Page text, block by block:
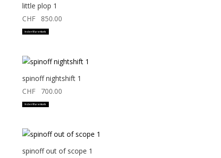
little plop 1
CHF
850.00
In den Warenkorb
spinoff nightshift 1
CHF
700.00
In den Warenkorb
spinoff out of scope 1